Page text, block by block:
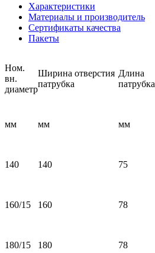
KLR-
78
мм
керамический
Характеристики
Материалы и производитель
Сертификаты качества
Пакеты
Ном.
вн.
диаметр
Ширина отверстия
патрубка
Длина
патрубка
мм мм мм
140 140 75
160/15 160 78
180/15 180 78